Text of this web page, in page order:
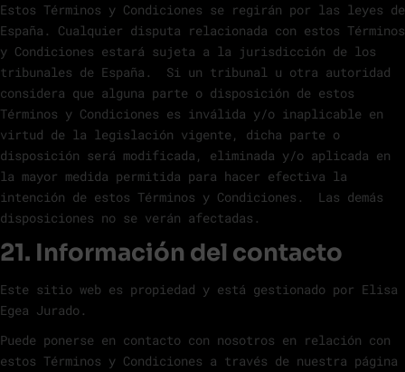
Estos Términos y Condiciones se regirán por las leyes de
España. Cualquier disputa relacionada con estos Términos
y Condiciones estará sujeta a la jurisdicción de los
tribunales de España. Si un tribunal u otra autoridad
considera que alguna parte o disposición de estos
Términos y Condiciones es inválida y/o inaplicable en
virtud de la legislación vigente, dicha parte o
disposición será modificada, eliminada y/o aplicada en
la mayor medida permitida para hacer efectiva la
intención de estos Términos y Condiciones. Las demás
disposiciones no se verán afectadas.
21. Información del contacto
Este sitio web es propiedad y está gestionado por Elisa
Egea Jurado.
Puede ponerse en contacto con nosotros en relación con
estos Términos y Condiciones a través de nuestra página